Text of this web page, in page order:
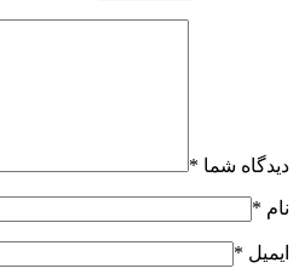
دیدگاه شما *
نام *
ایمیل *